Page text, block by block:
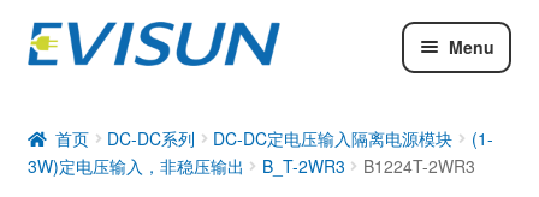
Menu
DC-DC系列
工业通信模块
首页 DC-DC系列 DC-DC定电压输入隔离电源模块
(1-
3W)定电压输入，非稳压输出
B_T-2WR3 B1224T-2WR3